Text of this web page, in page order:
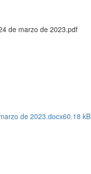
de marzo de 2023.pdf
de 2023.docx60.18 kB